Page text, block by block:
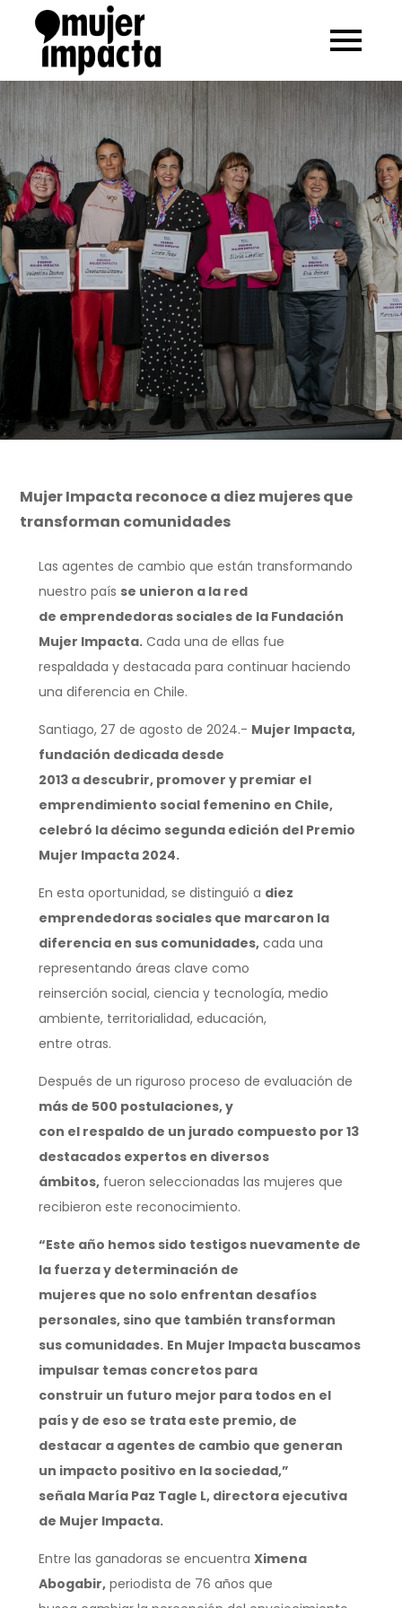
Mujer Impacta reconoce a diez mujeres que
transforman comunidades
Las agentes de cambio que están transformando
nuestro país se unieron a la red
de emprendedoras sociales de la Fundación
Mujer Impacta. Cada una de ellas fue
respaldada y destacada para continuar haciendo
una diferencia en Chile.
Santiago, 27 de agosto de 2024.- Mujer Impacta,
fundación dedicada desde
2013 a descubrir, promover y premiar el
emprendimiento social femenino en Chile,
celebró la décimo segunda edición del Premio
Mujer Impacta 2024.
En esta oportunidad, se distinguió a diez
emprendedoras sociales que marcaron la
diferencia en sus comunidades, cada una
representando áreas clave como
reinserción social, ciencia y tecnología, medio
ambiente, territorialidad, educación,
entre otras.
Después de un riguroso proceso de evaluación de
más de 500 postulaciones, y
con el respaldo de un jurado compuesto por 13
destacados expertos en diversos
ámbitos, fueron seleccionadas las mujeres que
recibieron este reconocimiento.
“Este año hemos sido testigos nuevamente de
la fuerza y determinación de
mujeres que no solo enfrentan desafíos
personales, sino que también transforman
sus comunidades. En Mujer Impacta buscamos
impulsar temas concretos para
construir un futuro mejor para todos en el
país y de eso se trata este premio, de
destacar a agentes de cambio que generan
un impacto positivo en la sociedad,”
señala María Paz Tagle L, directora ejecutiva
de Mujer Impacta.
Entre las ganadoras se encuentraXimena
Abogabir, periodista de 76 años que